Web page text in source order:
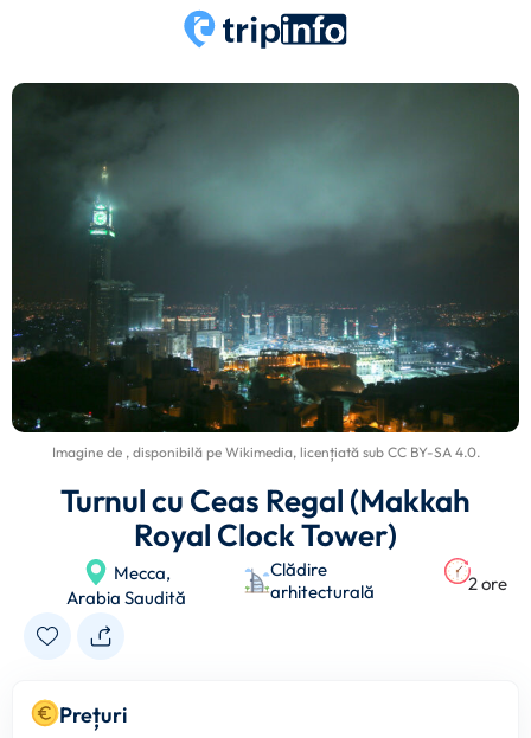
Imagine de , disponibilă pe Wikimedia, licențiată sub CC BY-SA 4.0.
Turnul cu Ceas Regal (Makkah
Royal Clock Tower)
Mecca,
Arabia Saudită
Clădire
arhitecturală
2 ore
Prețuri